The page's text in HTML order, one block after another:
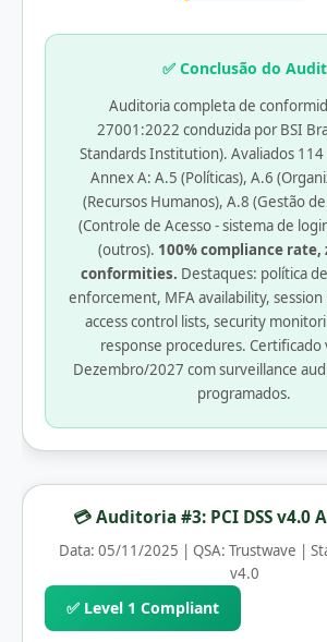
✅ Conclusão do Audit
Auditoria completa de
27001:2022 conduzida por BSI
Standards Institution). Avaliados
Annex A: A.5 (Políticas), A.6
(Recursos Humanos), A.8 (Gestão
(Controle de Acesso - sistema de
(outros). 100% compliance rate,
conformities. Destaques: política
enforcement, MFA availability,
access control lists, security
response procedures. Certificado
Dezembro/2027 com surveillance
programados.
💳 Auditoria #3: PCI DSS v4.0
Data: 05/11/2025 | QSA: Trustwave |
v4.0
✅ Level 1 Compliant